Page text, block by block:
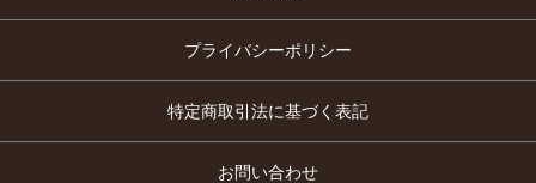
プライバシーポリシー
特定商取引法に基づく表記
お問い合わせ